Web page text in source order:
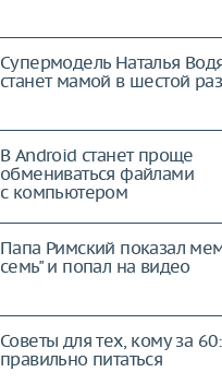
Супермодель Наталья
станет мамой в шестой раз
В Android станет проще
обмениваться файлами
с компьютером
Папа Римский показал
семь" и попал на видео
Советы для тех, кому за
правильно питаться